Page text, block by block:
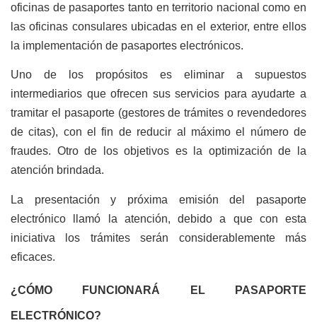
oficinas de pasaportes tanto en territorio nacional como en
las oficinas consulares ubicadas en el exterior, entre ellos
la implementación de pasaportes electrónicos.
Uno de los propósitos es eliminar a supuestos
intermediarios que ofrecen sus servicios para ayudarte a
tramitar el pasaporte (gestores de trámites o revendedores
de citas), con el fin de reducir al máximo el número de
fraudes. Otro de los objetivos es la optimización de la
atención brindada.
La presentación y próxima emisión del pasaporte
electrónico llamó la atención, debido a que con esta
iniciativa los trámites serán considerablemente más
eficaces.
¿CÓMO FUNCIONARÁ EL PASAPORTE
ELECTRÓNICO?